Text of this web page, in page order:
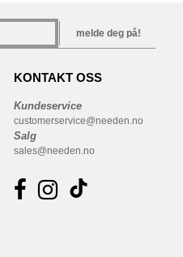
melde deg på!
KONTAKT OSS
Kundeservice
customerservice@needen.no
Salg
sales@needen.no